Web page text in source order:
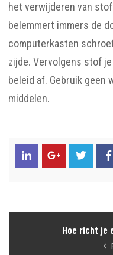
het verwijderen van
belemmert immers de
computerkasten
zijde. Vervolgens stof
beleid af. Gebruik geen
middelen.
Hoe richt je